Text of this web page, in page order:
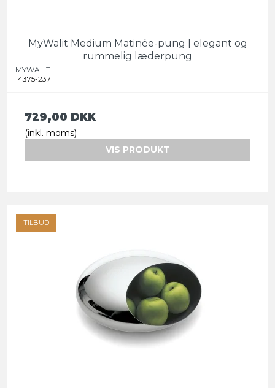
MyWalit Medium Matinée-pung | elegant og
rummelig læderpung
MYWALIT
14375-237
729,00 DKK
(inkl. moms)
VIS PRODUKT
TILBUD